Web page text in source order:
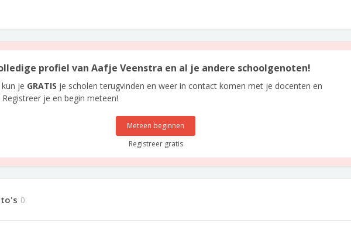
profiel van Aafje Veenstra en al je andere schoolgenoten!
je GRATIS je scholen terugvinden en weer in contact komen met je docenten en
je en begin meteen!
Meteen beginnen
Registreer gratis
0